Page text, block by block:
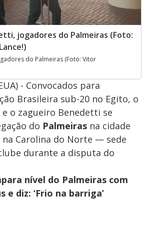
jogadores do Palmeiras (Foto:
do Palmeiras (Foto: Vitor
- Convocados para
Brasileira sub-20 no Egito, o
o zagueiro Benedetti se
do Palmeiras na cidade
na Carolina do Norte — sede
durante a disputa do
nível do Palmeiras com
e diz: ‘Frio na barriga’